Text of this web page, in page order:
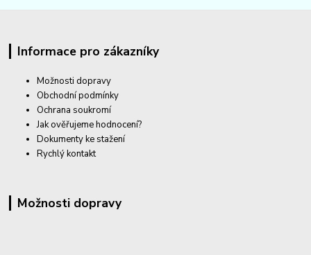
Informace pro zákazníky
Možnosti dopravy
Obchodní podmínky
Ochrana soukromí
Jak ověřujeme hodnocení?
Dokumenty ke stažení
Rychlý kontakt
Možnosti dopravy